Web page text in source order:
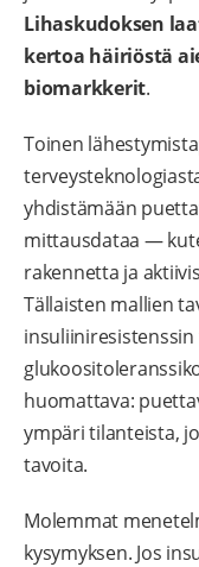
Lihaskudoksen
kertoa häiriöstä
biomarkkerit.
Toinen
yhdistämään
mittausdataa —
rakennetta ja
Tällaisten mallien
huomattava:
ympäri tilanteista,
tavoita.
Molemmat
kysymyksen. Jos